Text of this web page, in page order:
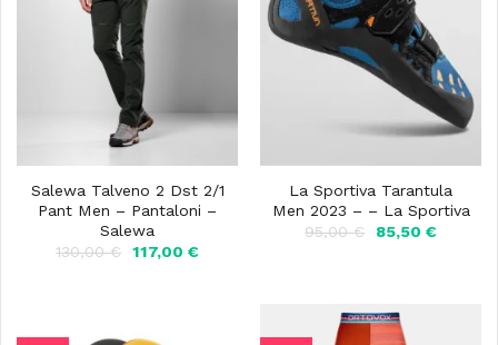
Salewa Talveno 2 Dst 2/1
Pant Men – Pantaloni –
Salewa
130,00€
Il
117,00 €Il
La Sportiva Tarantula
Men 2023 – – La Sportiva
95,00€
Il
85,50 €Il